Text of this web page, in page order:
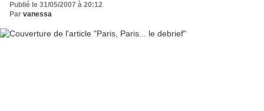
Publié le 31/05/2007 à 20:12
Par vanessa